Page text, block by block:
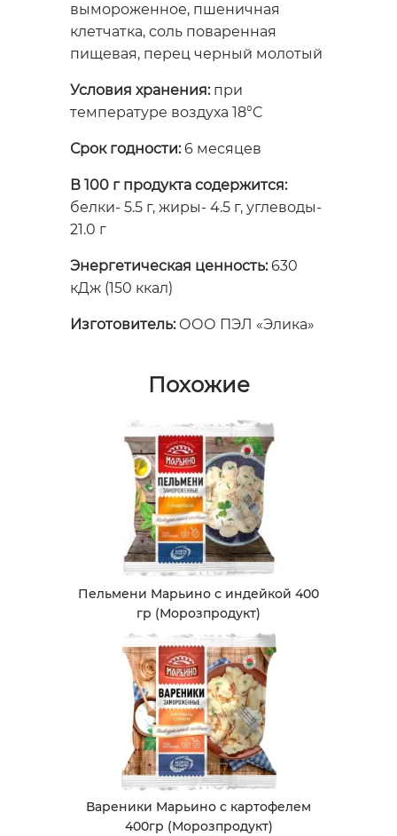
вымороженное, пшеничная
клетчатка, соль поваренная
пищевая, перец черный молотый
Условия хранения: при
температуре воздуха 18°C
Срок годности:6 месяцев
В 100 г продукта содержится:
белки- 5.5 г, жиры- 4.5 г, углеводы-
21.0 г
Энергетическая ценность:630
кДж (150 ккал)
Изготовитель:ООО ПЭЛ «Элика»
Похожие
Пельмени Марьино с индейкой 400
гр (Морозпродукт)
Вареники Марьино с картофелем
400гр (Морозпродукт)